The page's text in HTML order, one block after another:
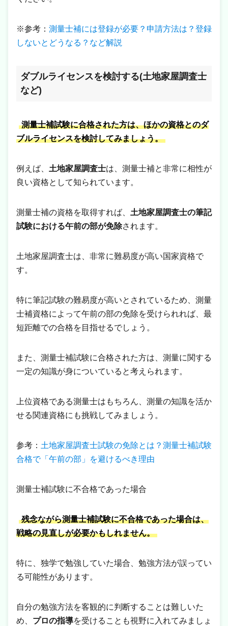
※参考： 測量士補には登録が必要？申請方法は？登録
しないとどうなる？など解説
ダブルライセンスを検討する(土地家屋調査士
など)
測量士補試験に合格された方は、ほかの資格とのダ
ブルライセンスを検討してみましょう。
例えば、 土地家屋調査士は、測量士補と非常に相性が
良い資格として知られています。
測量士補の資格を取得すれば、 土地家屋調査士の筆記
試験における午前の部が免除されます。
土地家屋調査士は、非常に難易度が高い国家資格で
す。
特に筆記試験の難易度が高いとされているため、測量
士補資格によって午前の部の免除を受けられれば、最
短距離での合格を目指せるでしょう。
また、測量士補試験に合格された方は、測量に関する
一定の知識が身についていると考えられます。
上位資格である測量士はもちろん、測量の知識を活か
せる関連資格にも挑戦してみましょう。
参考： 土地家屋調査士試験の免除とは？測量士補試験
合格で「午前の部」を避けるべき理由
測量士補試験に不合格であった場合
残念ながら測量士補試験に不合格であった場合は、
戦略の見直しが必要かもしれません。
特に、独学で勉強していた場合、勉強方法が誤ってい
る可能性があります。
自分の勉強方法を客観的に判断することは難しいた
め、 プロの指導を受けることも視野に入れてみましょ